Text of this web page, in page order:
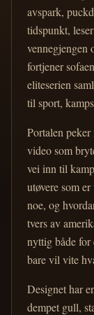
avspark,
tidspunkt,
fortjener
eliteserien
til sport,
Portalen
video som
vei inn til
utøvere som
noe, og
tvers av
nyttig både for
bare vil vite
Designet har
dempet gull,